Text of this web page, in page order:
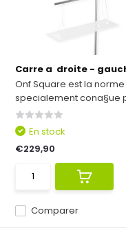
Carre a droite -
Onf Square est la norme
specialement cona§ue
Comparer
En stock
€229,90